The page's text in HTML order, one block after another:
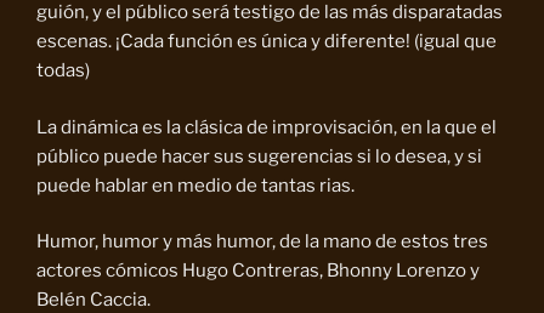
guión, y el público será testigo de las más disparatadas
escenas. ¡Cada función es única y diferente! (igual que
todas)
La dinámica es la clásica de improvisación, en la que el
público puede hacer sus sugerencias si lo desea, y si
puede hablar en medio de tantas rias.
Humor, humor y más humor, de la mano de estos tres
actores cómicos Hugo Contreras, Bhonny Lorenzo y
Belén Caccia.